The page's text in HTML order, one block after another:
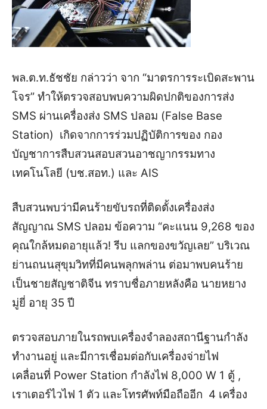
พล.ต.ท.ธัชชัย กล่าวว่า จาก “มาตรการระเบิดสะพาน
โจร” ทำให้ตรวจสอบพบความผิดปกติของการส่ง
SMS ผ่านเครื่องส่ง SMS ปลอม (False Base
Station) เกิดจากการร่วมปฏิบัติการของ กอง
บัญชาการสืบสวนสอบสวนอาชญากรรมทาง
เทคโนโลยี (บช.สอท.) และ AIS
สืบสวนพบว่ามีคนร้ายขับรถที่ติดตั้งเครื่องส่ง
สัญญาณ SMS ปลอม ข้อความ “คะแนน 9,268 ของ
คุณใกล้หมดอายุแล้ว! รีบ แลกของขวัญเลย” บริเวณ
ย่านถนนสุขุมวิทที่มีคนพลุกพล่าน ต่อมาพบคนร้าย
เป็นชายสัญชาติจีน ทราบชื่อภายหลังคือ นายหยาง
มู่ยี่ อายุ 35 ปี
ตรวจสอบภายในรถพบเครื่องจำลองสถานีฐานกำลัง
ทำงานอยู่ และมีการเชื่อมต่อกับเครื่องจ่ายไฟ
เคลื่อนที่ Power Station กำลังไฟ 8,000 W 1 ตู้ ,
เราเตอร์ไวไฟ 1 ตัว และโทรศัพท์มือถืออีก 4 เครื่อง